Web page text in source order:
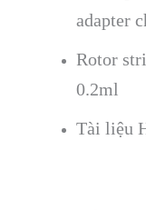
adapter
Rotor
0.2ml
Tài liệu